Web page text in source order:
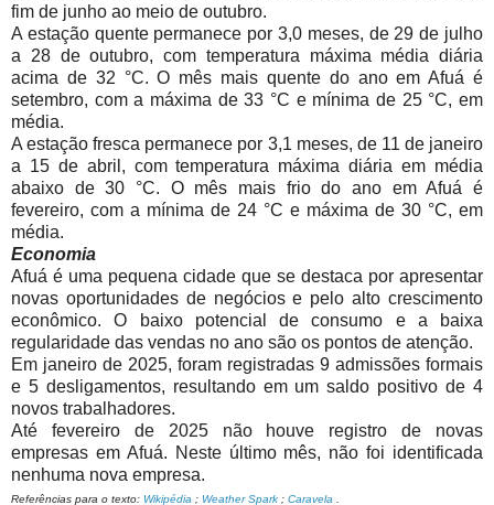
fim de junho ao meio de outubro.
A estação quente permanece por 3,0 meses, de 29 de julho
a 28 de outubro, com temperatura máxima média diária
acima de 32 °C. O mês mais quente do ano em Afuá é
setembro, com a máxima de 33 °C e mínima de 25 °C, em
média.
A estação fresca permanece por 3,1 meses, de 11 de janeiro
a 15 de abril, com temperatura máxima diária em média
abaixo de 30 °C. O mês mais frio do ano em Afuá é
fevereiro, com a mínima de 24 °C e máxima de 30 °C, em
média.
Economia
Afuá é uma pequena cidade que se destaca por apresentar
novas oportunidades de negócios e pelo alto crescimento
econômico. O baixo potencial de consumo e a baixa
regularidade das vendas no ano são os pontos de atenção.
Em janeiro de 2025, foram registradas 9 admissões formais
e 5 desligamentos, resultando em um saldo positivo de 4
novos trabalhadores.
Até fevereiro de 2025 não houve registro de novas
empresas em Afuá. Neste último mês, não foi identificada
nenhuma nova empresa.
Referências para o texto: Wikipédia ; Weather Spark ; Caravela